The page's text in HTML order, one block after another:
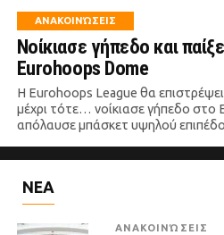
ΑΝΑΚΟΙΝΏΣΕΙΣ
Νοίκιασε γήπεδο και
Eurohoops Dome
Η Eurohoops League θα
μέχρι τότε… νοίκιασε γήπεδο στο
απόλαυσε μπάσκετ υψηλού
ΝΕΑ
ΑΝΑΚΟΙΝΏΣΕΙΣ